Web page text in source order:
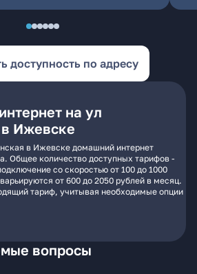
доступность по адресу
на ул
Ижевске
в Ижевске домашний интернет
Общее количество доступных тарифов -
со скоростью от 100 до 1000
от 600 до 2050 рублей в месяц.
тариф, учитывая необходимые опции
вопросы